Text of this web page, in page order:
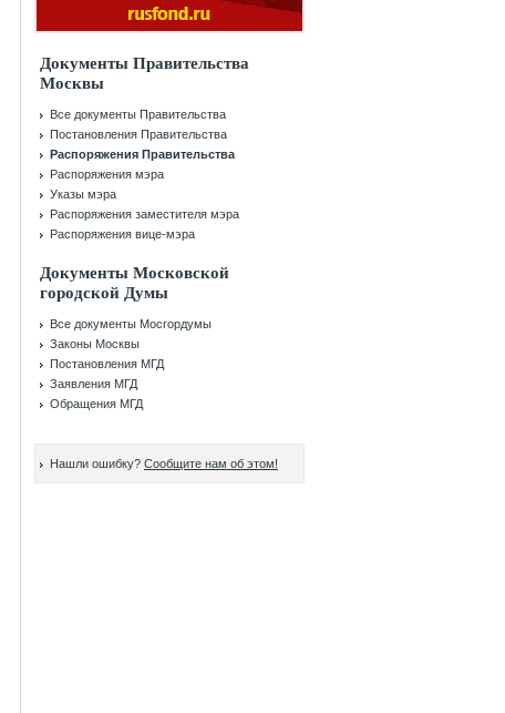
Документы Правительства
Москвы
Все документы Правительства
Постановления Правительства
Распоряжения Правительства
Распоряжения мэра
Указы мэра
Распоряжения заместителя мэра
Распоряжения вице-мэра
Документы Московской
городской Думы
Все документы Мосгордумы
Законы Москвы
Постановления МГД
Заявления МГД
Обращения МГД
Нашли ошибку? Сообщите нам об этом!